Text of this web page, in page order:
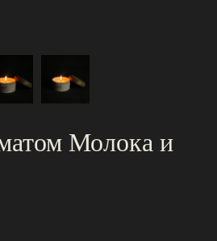
Молока и